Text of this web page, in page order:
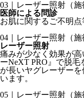
03｜レーザー照射（
医師による問診
お肌に関するご不明点
04｜レーザー照射（
レーザー照射
痛みが少なく効果が
ーNeXT PRO』で脱
が長いヤグレーザー
います。
05｜レーザー照射（